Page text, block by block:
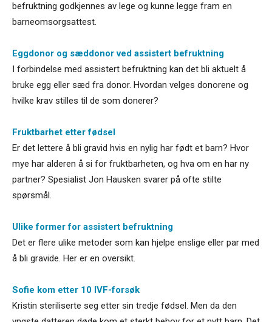
befruktning godkjennes av lege og kunne legge fram en
barneomsorgsattest.
Eggdonor og sæddonor ved assistert befruktning
I forbindelse med assistert befruktning kan det bli aktuelt å
bruke egg eller sæd fra donor. Hvordan velges donorene og
hvilke krav stilles til de som donerer?
Fruktbarhet etter fødsel
Er det lettere å bli gravid hvis en nylig har født et barn? Hvor
mye har alderen å si for fruktbarheten, og hva om en har ny
partner? Spesialist Jon Hausken svarer på ofte stilte
spørsmål.
Ulike former for assistert befruktning
Det er flere ulike metoder som kan hjelpe enslige eller par med
å bli gravide. Her er en oversikt.
Sofie kom etter 10 IVF-forsøk
Kristin steriliserte seg etter sin tredje fødsel. Men da den